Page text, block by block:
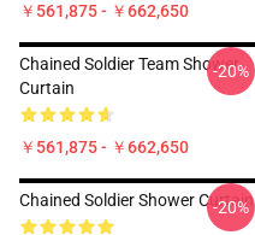
￥561,875 - ￥662,650
Chained Soldier Team Shower
Curtain
￥561,875 - ￥662,650
-20%
Chained Soldier Shower Curtain
-20%